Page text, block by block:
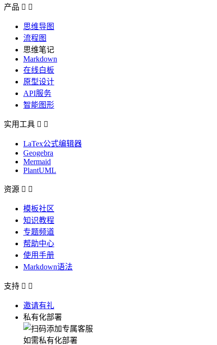
产品  
思维导图
流程图
思维笔记
Markdown
在线白板
原型设计
API服务
智能图形
实用工具  
LaTex公式编辑器
Geogebra
Mermaid
PlantUML
资源  
模板社区
知识教程
专题频道
帮助中心
使用手册
Markdown语法
支持  
邀请有礼
私有化部署
如需私有化部署